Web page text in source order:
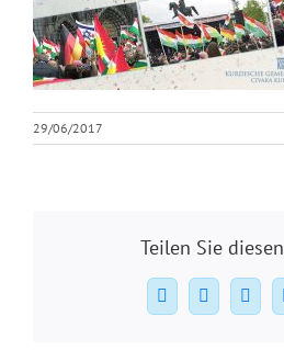
29/06/2017
Teilen Sie
Facebook
X